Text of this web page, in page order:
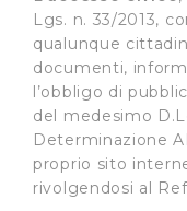
Lgs. n. 33/2013,
qualunque
documenti,
l’obbligo di
del medesimo
Determinazione
proprio sito
rivolgendosi al